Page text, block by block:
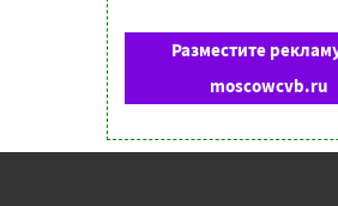
Разместите
moscowcvb.ru